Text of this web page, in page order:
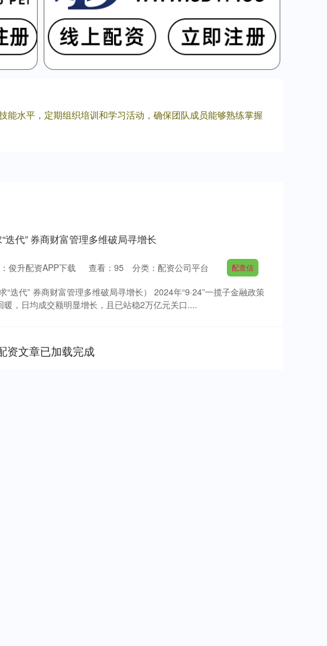
水平，定期组织培训和学习活动，确保团队成员能够熟练掌握
迭代” 券商财富管理多维破局寻增长
俊升配资APP下载 查看： 95 分类： 配资公司平台 配查信
“迭代” 券商财富管理多维破局寻增长） 2024年“9·24”一揽子金融政策
暖，日均成交额明显增长，且已站稳2万亿元关口....
资文章已加载完成